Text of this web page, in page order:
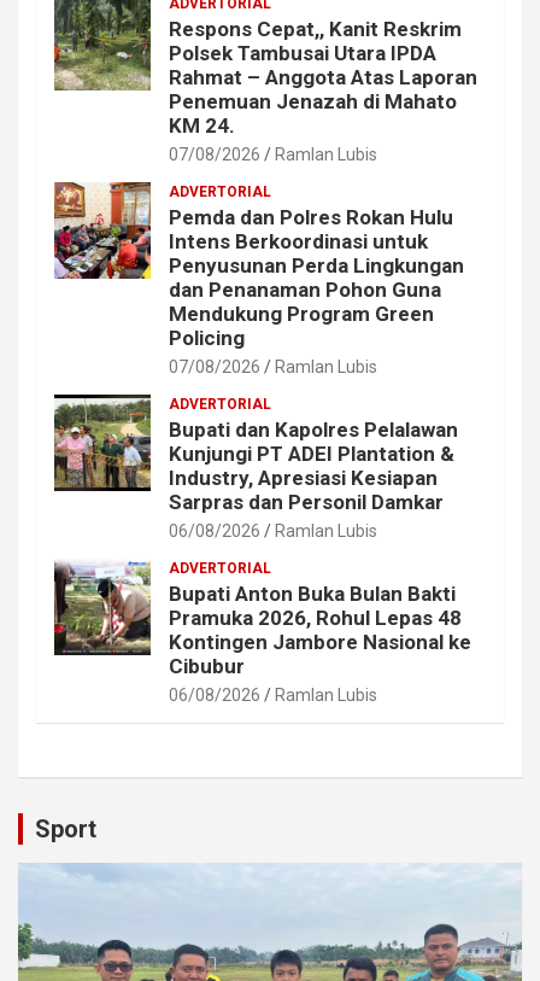
ADVERTORIAL
Respons Cepat,, Kanit Reskrim
Polsek Tambusai Utara IPDA
Rahmat – Anggota Atas Laporan
Penemuan Jenazah di Mahato
KM 24.
07/08/2026 Ramlan Lubis
ADVERTORIAL
Pemda dan Polres Rokan Hulu
Intens Berkoordinasi untuk
Penyusunan Perda Lingkungan
dan Penanaman Pohon Guna
Mendukung Program Green
Policing
07/08/2026 Ramlan Lubis
ADVERTORIAL
Bupati dan Kapolres Pelalawan
Kunjungi PT ADEI Plantation &
Industry, Apresiasi Kesiapan
Sarpras dan Personil Damkar
06/08/2026 Ramlan Lubis
ADVERTORIAL
Bupati Anton Buka Bulan Bakti
Pramuka 2026, Rohul Lepas 48
Kontingen Jambore Nasional ke
Cibubur
06/08/2026 Ramlan Lubis
Sport